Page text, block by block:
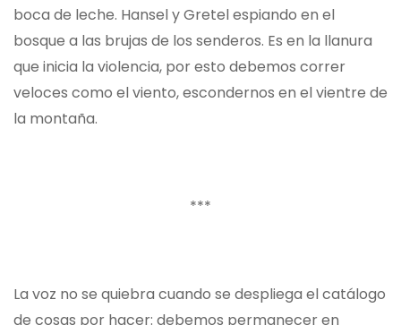
boca de leche. Hansel y Gretel espiando en el
bosque a las brujas de los senderos. Es en la llanura
que inicia la violencia, por esto debemos correr
veloces como el viento, escondernos en el vientre de
la montaña.
***
La voz no se quiebra cuando se despliega el catálogo
de cosas por hacer: debemos permanecer en